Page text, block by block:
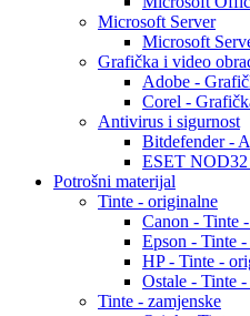
Microsoft Server
Microsoft
Grafička i video
Adobe -
Corel -
Antivirus i sigurnost
Bitdefender -
ESET
Potrošni materijal
Tinte - originalne
Canon - Tinte
Epson - Tinte
HP - Tinte -
Ostale - Tinte
Tinte - zamjenske